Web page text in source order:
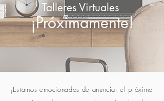
Talleres Virtuales
¡Próximamente!
¡Estamos emocionados de anunciar el próximo